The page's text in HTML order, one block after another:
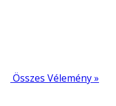
Összes Vélemény »